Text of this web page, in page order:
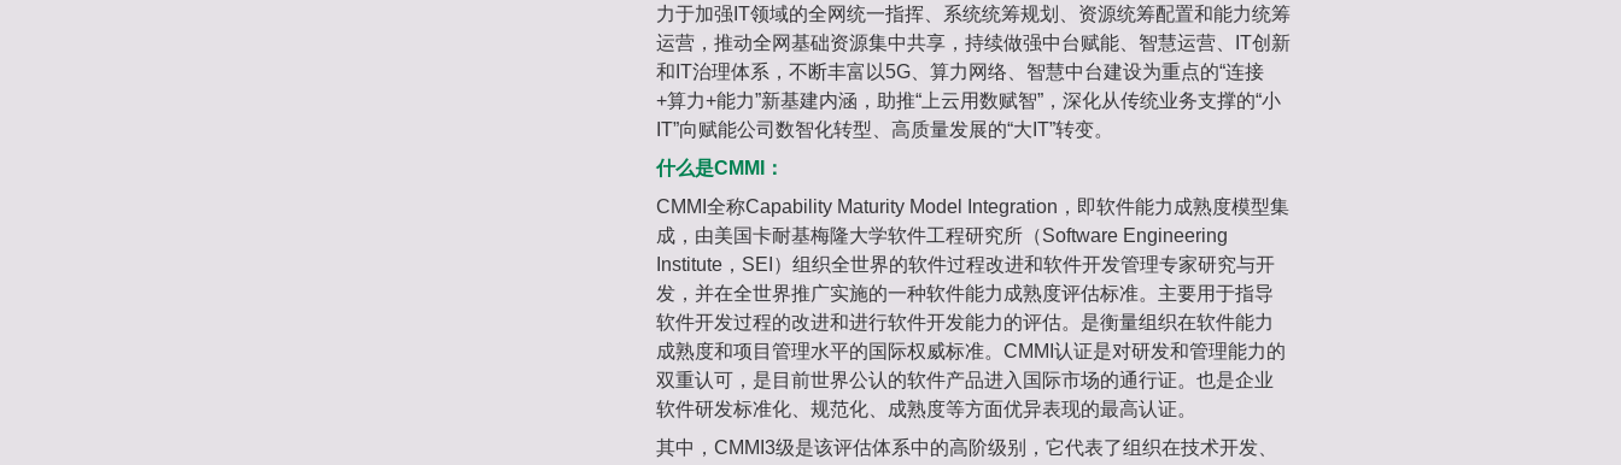
力于加强IT领域的全网统一指挥、系统统筹规划、资源统筹配置和能力统筹
运营，推动全网基础资源集中共享，持续做强中台赋能、智慧运营、IT创新
和IT治理体系，不断丰富以5G、算力网络、智慧中台建设为重点的“连接
+算力+能力”新基建内涵，助推“上云用数赋智”，深化从传统业务支撑的“小
IT”向赋能公司数智化转型、高质量发展的“大IT”转变。
什么是CMMI：
CMMI全称Capability Maturity Model Integration，即软件能力成熟度模型集
成，由美国卡耐基梅隆大学软件工程研究所（Software Engineering
Institute，SEI）组织全世界的软件过程改进和软件开发管理专家研究与开
发，并在全世界推广实施的一种软件能力成熟度评估标准。主要用于指导
软件开发过程的改进和进行软件开发能力的评估。是衡量组织在软件能力
成熟度和项目管理水平的国际权威标准。CMMI认证是对研发和管理能力的
双重认可，是目前世界公认的软件产品进入国际市场的通行证。也是企业
软件研发标准化、规范化、成熟度等方面优异表现的最高认证。
其中，CMMI3级是该评估体系中的高阶级别，它代表了组织在技术开发、